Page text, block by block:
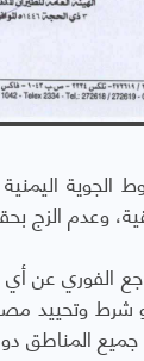
الجوية
وعدم
الفوري عن
شرط وتحييد
جميع المناطق